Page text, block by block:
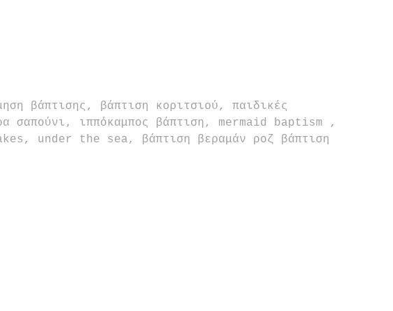
βάπτισης, βάπτιση κοριτσιού, παιδικές
σαπούνι, ιππόκαμπος βάπτιση, mermaid baptism ,
under the sea, βάπτιση βεραμάν ροζ βάπτιση